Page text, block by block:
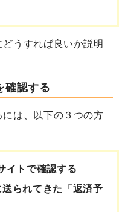
うすれば良いか説明
確認する
は、以下の３つの方
イトで確認する
られてきた「返済予